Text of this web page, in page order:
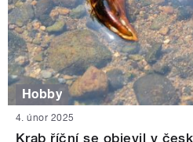
Hobby
4. únor 2025
Krab říční se objevil v